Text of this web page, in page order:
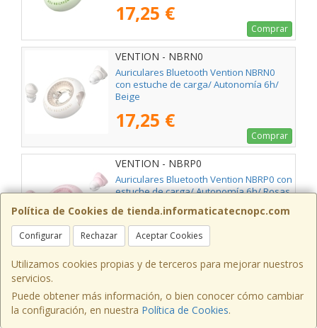
17,25 €
Comprar
VENTION - NBRN0
Auriculares Bluetooth Vention NBRN0
con estuche de carga/ Autonomía 6h/
Beige
17,25 €
Comprar
VENTION - NBRP0
Auriculares Bluetooth Vention NBRP0 con
estuche de carga/ Autonomía 6h/ Rosas
17,25 €
VENTION - NBSB0
013 con estuche de carga/ Autonomía
8h/ Negros
Política de Cookies de tienda.informaticatecnopc.com
Configurar Rechazar Aceptar Cookies
Utilizamos cookies propias y de terceros para mejorar nuestros
servicios.
Puede obtener más información, o bien conocer cómo cambiar
la configuración, en nuestra Política de Cookies.